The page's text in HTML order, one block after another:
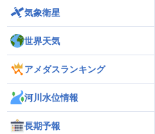
気象衛星
世界天気
アメダスランキング
河川水位情報
長期予報